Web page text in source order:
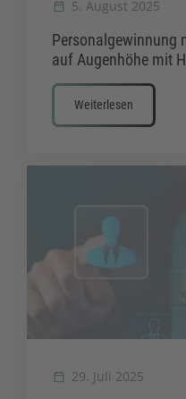
5. August 2025
Personalgewinnung
auf Augenhöhe mit
Weiterlesen
29. Juli 2025